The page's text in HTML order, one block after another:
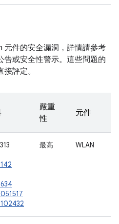
元件的安全漏洞，詳情請參考
告或安全性警示。這些問題的
評定。
嚴重
性
元件
最高 WLAN